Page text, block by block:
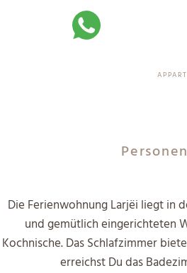
Die Ferienwohnung Larjëi liegt in
und gemütlich eingerichteten
Kochnische. Das Schlafzimmer
erreichst Du das